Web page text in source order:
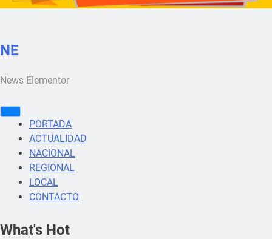
NE
News Elementor
PORTADA
ACTUALIDAD
NACIONAL
REGIONAL
LOCAL
CONTACTO
What's Hot